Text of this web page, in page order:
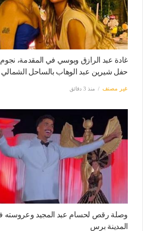
غادة عبد الرازق وبوسي في المقدمة،
حفل شيرين عبد الوهاب بالساحل الشمالي
غير مصنف منذ 3 دقائق
وصلة رقص لحسام عبد المجيد وعروسته
المدينة برس